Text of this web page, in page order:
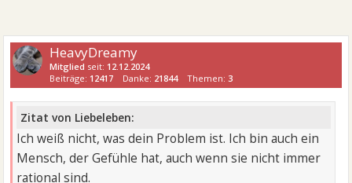
HeavyDreamy
Mitglied seit: 12.12.2024
Beiträge: 12417 Danke: 21844 Themen:3
Zitat von Liebeleben:
Ich weiß nicht, was dein Problem ist. Ich bin auch ein
Mensch, der Gefühle hat, auch wenn sie nicht immer
rational sind.